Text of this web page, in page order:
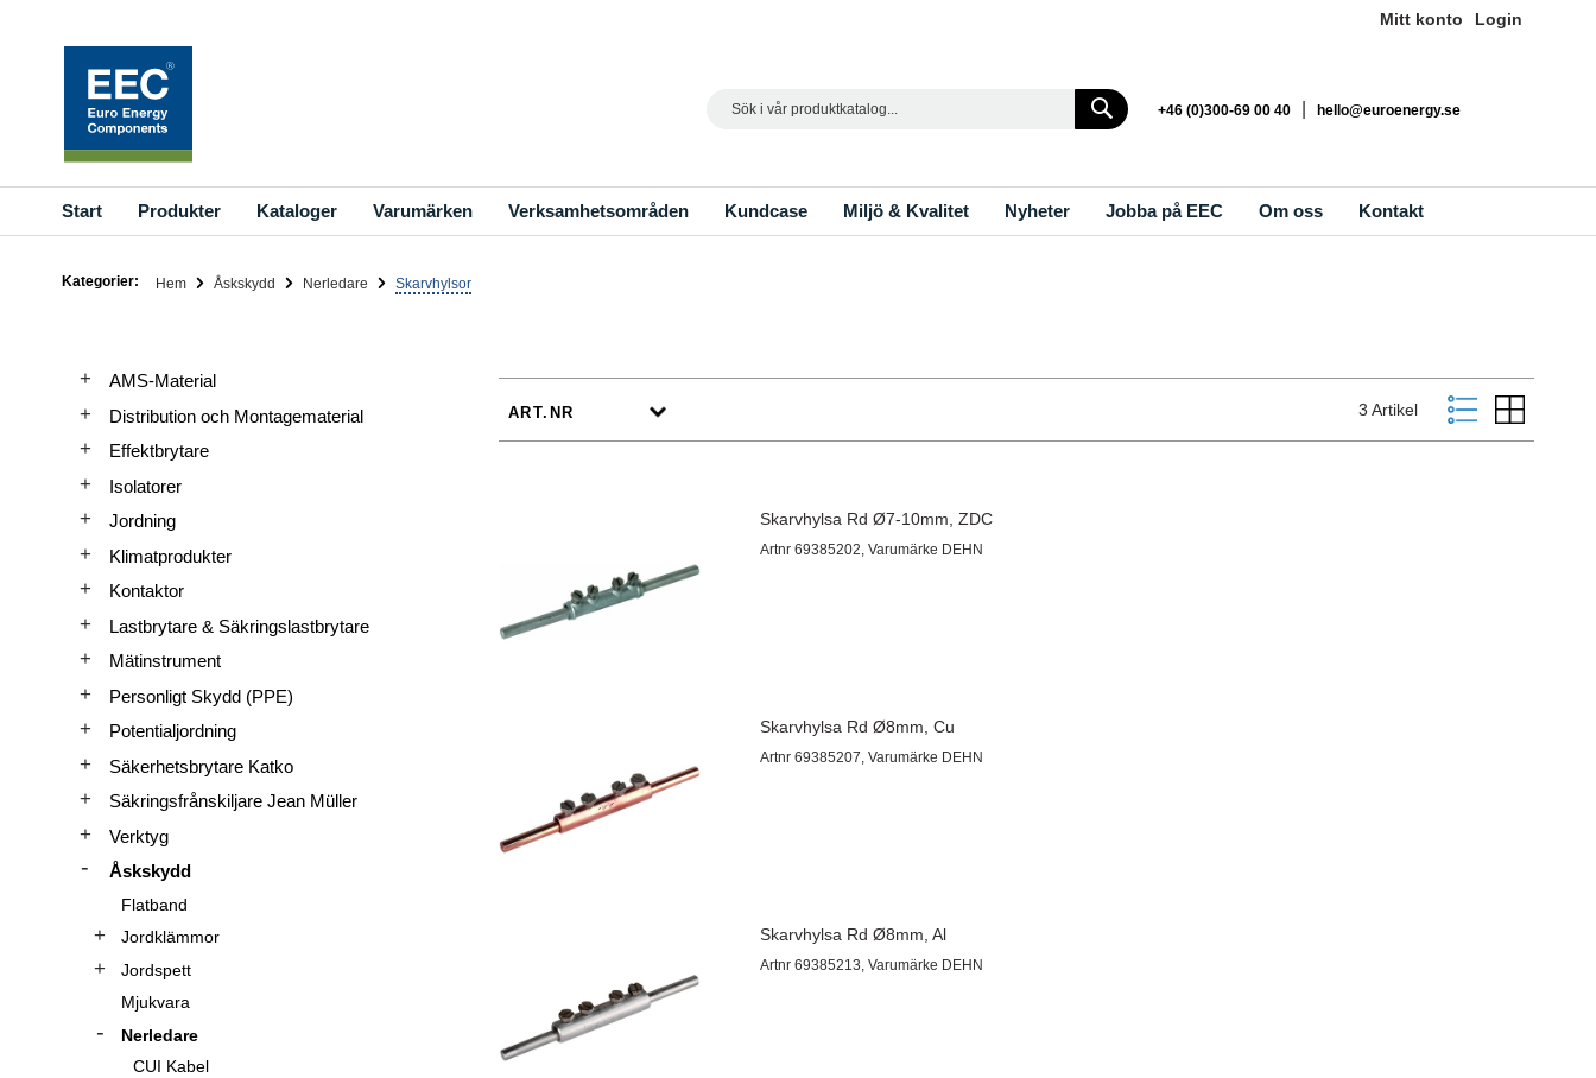
Mitt konto Login
till
innehållet
+46 (0)300-69 00 40 hello@euroenergy.se
Search
Start Produkter Kataloger Varumärken Verksamhetsområden Kundcase Miljö & Kvalitet Nyheter Jobba på EEC Om oss Kontakt
Kategorier: Hem Åskskydd Nerledare Skarvhylsor
Visa
som
ListvyRutnät
3 Artikel
Skarvhylsa Rd Ø7-10mm, ZDC
Artnr 69385202, Varumärke DEHN
Skarvhylsa Rd Ø8mm, Cu
Artnr 69385207, Varumärke DEHN
Skarvhylsa Rd Ø8mm, Al
Artnr 69385213, Varumärke DEHN
AMS-Material
Distribution och Montagematerial
Effektbrytare
Isolatorer
Jordning
Klimatprodukter
Kontaktor
Lastbrytare & Säkringslastbrytare
Mätinstrument
Personligt Skydd (PPE)
Potentialjordning
Säkerhetsbrytare Katko
Säkringsfrånskiljare Jean Müller
Verktyg
Åskskydd
Flatband
Jordklämmor
Jordspett
Mjukvara
Nerledare
CUI Kabel